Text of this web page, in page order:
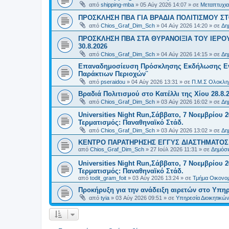
από shipping-mba » 05 Αύγ 2026 14:07 » σε
ΠΡΟΣΚΛΗΣΗ ΠΒΑ ΓΙΑ ΒΡΑΔΙΑ ΠΟΛΙΤΙΣΜΟΥ
από Chios_Graf_Dim_Sch » 04 Αύγ 2026 14:20 » σε
ΠΡΟΣΚΛΗΣΗ ΠΒΑ ΣΤΑ ΘΥΡΑΝΟΙΞΙΑ ΤΟΥ
30.8.2026
από Chios_Graf_Dim_Sch » 04 Αύγ 2026 14:15 » σε
Επαναδημοσίευση Πρόσκλησης Εκδήλωσης
Παράκτιων Περιοχών¨
από pseraidou » 04 Αύγ 2026 13:31 » σε Π.Μ.Σ
Βραδιά Πολιτισμού στο Κατέλλι της Χίου
από Chios_Graf_Dim_Sch » 03 Αύγ 2026 16:02 » σε
Universities Night Run,Σάββατο, 7 Νοεμβρίου
Τερματισμός: Παναθηναϊκό Στάδ.
από Chios_Graf_Dim_Sch » 03 Αύγ 2026 13:02 » σε
ΚΕΝΤΡΟ ΠΑΡΑΤΗΡΗΣΗΣ ΕΓΓΥΣ ΔΙΑΣΤΗΜΑΤΟΣ
από Chios_Graf_Dim_Sch » 27 Ιούλ 2026 11:31 » σε
Universities Night Run,Σάββατο, 7 Νοεμβρίου
Τερματισμός: Παναθηναϊκό Στάδ.
από todit_gram_foit » 03 Αύγ 2026 13:24 » σε Τμήμα
Προκήρυξη για την ανάδειξη αιρετών στο
από tyia » 03 Αύγ 2026 09:51 » σε Υπηρεσία